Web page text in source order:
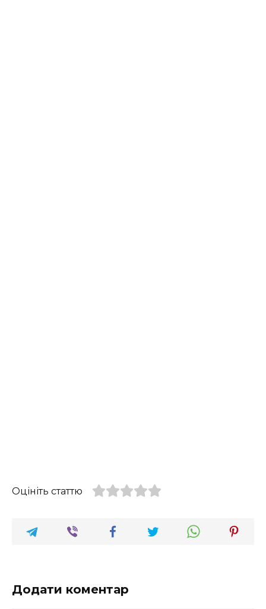
Оцініть статтю
Додати коментар